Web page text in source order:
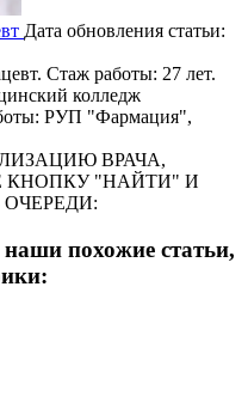
Дата обновления статьи:
Стаж работы: 27 лет.
колледж
РУП "Фармация",
ВРАЧА,
"НАЙТИ" И
похожие статьи,